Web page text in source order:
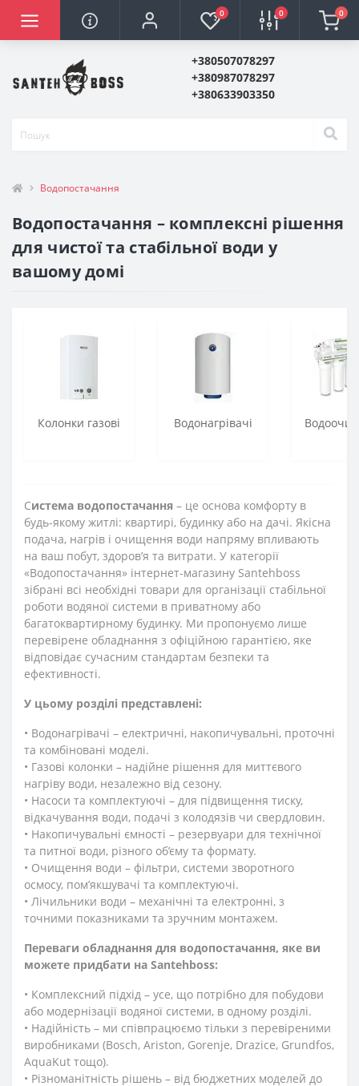
0 0 0
+380507078297
+380987078297
+380633903350
Водопостачання
Водопостачання – комплексні рішення
для чистої та стабільної води у
вашому домі
Колонки газові Водонагрівачі
Система водопостачання – це основа комфорту в
будь-якому житлі: квартирі, будинку або на дачі. Якісна
подача, нагрів і очищення води напряму впливають
на ваш побут, здоров’я та витрати. У категорії
«Водопостачання» інтернет-магазину Santehboss
зібрані всі необхідні товари для організації стабільної
роботи водяної системи в приватному або
багатоквартирному будинку. Ми пропонуємо лише
перевірене обладнання з офіційною гарантією, яке
відповідає сучасним стандартам безпеки та
ефективності.
У цьому розділі представлені:
• Водонагрівачі – електричні, накопичувальні, проточні
та комбіновані моделі.
• Газові колонки – надійне рішення для миттєвого
нагріву води, незалежно від сезону.
• Насоси та комплектуючі – для підвищення тиску,
відкачування води, подачі з колодязів чи свердловин.
• Накопичувальні ємності – резервуари для технічної
та питної води, різного об’єму та формату.
• Очищення води – фільтри, системи зворотного
осмосу, пом’якшувачі та комплектуючі.
• Лічильники води – механічні та електронні, з
точними показниками та зручним монтажем.
Переваги обладнання для водопостачання, яке ви
можете придбати на Santehboss:
• Комплексний підхід – усе, що потрібно для побудови
або модернізації водяної системи, в одному розділі.
• Надійність – ми співпрацюємо тільки з перевіреними
виробниками (Bosch, Ariston, Gorenje, Drazice, Grundfos,
AquaKut тощо).
• Різноманітність рішень – від бюджетних моделей до